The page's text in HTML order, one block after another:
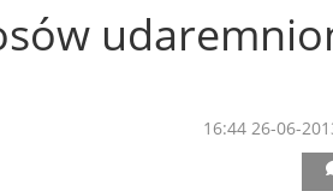
16:44 26-06-